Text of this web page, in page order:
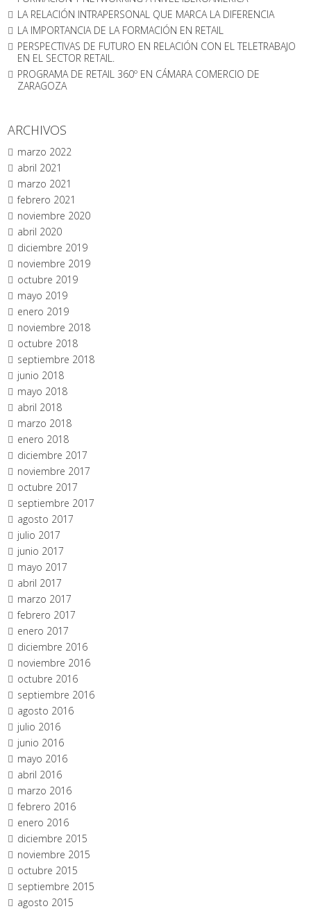
LA RELACIÓN INTRAPERSONAL QUE MARCA LA DIFERENCIA
LA IMPORTANCIA DE LA FORMACIÓN EN RETAIL
PERSPECTIVAS DE FUTURO EN RELACIÓN CON EL TELETRABAJO
EN EL SECTOR RETAIL.
PROGRAMA DE RETAIL 360º EN CÁMARA COMERCIO DE
ZARAGOZA
ARCHIVOS
marzo 2022
abril 2021
marzo 2021
febrero 2021
noviembre 2020
abril 2020
diciembre 2019
noviembre 2019
octubre 2019
mayo 2019
enero 2019
noviembre 2018
octubre 2018
septiembre 2018
junio 2018
mayo 2018
abril 2018
marzo 2018
enero 2018
diciembre 2017
noviembre 2017
octubre 2017
septiembre 2017
agosto 2017
julio 2017
junio 2017
mayo 2017
abril 2017
marzo 2017
febrero 2017
enero 2017
diciembre 2016
noviembre 2016
octubre 2016
septiembre 2016
agosto 2016
julio 2016
junio 2016
mayo 2016
abril 2016
marzo 2016
febrero 2016
enero 2016
diciembre 2015
noviembre 2015
octubre 2015
septiembre 2015
agosto 2015